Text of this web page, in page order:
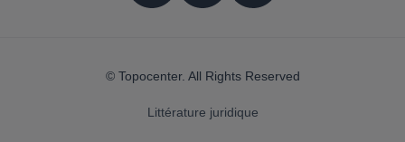
© Topocenter. All Rights Reserved
Littérature juridique